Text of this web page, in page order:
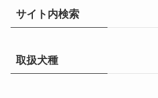
サイト内検索
取扱犬種